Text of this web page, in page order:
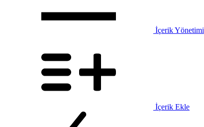
İçerik Yönetimi
İçerik Ekle